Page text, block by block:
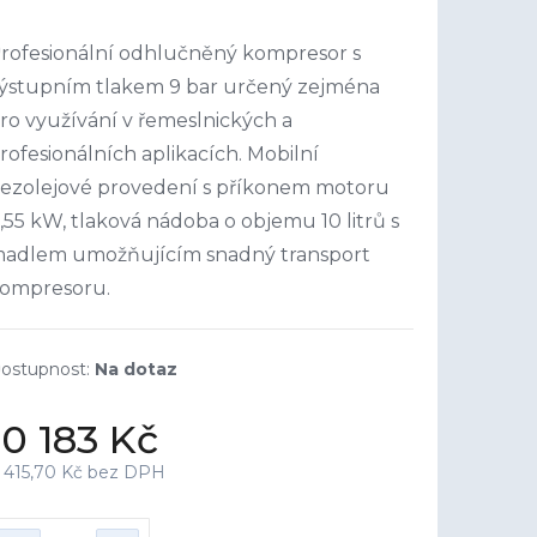
odhlučněný kompresor s
tlakem 9 bar určený zejména
využívání v řemeslnických a
aplikacích. Mobilní
provedení s příkonem motoru
kW, tlaková nádoba o objemu 10 litrů s
umožňujícím snadný transport
Na dotaz
183 Kč
Kč bez DPH